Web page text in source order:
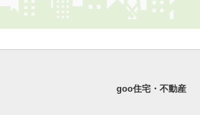
goo住宅・不動産